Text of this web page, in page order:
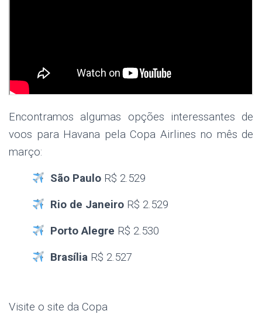
Encontramos algumas opções interessantes de
voos para Havana pela Copa Airlines no mês de
março:
São Paulo R$ 2.529
Rio de Janeiro R$ 2.529
Porto Alegre R$ 2.530
Brasília R$ 2.527
Visite o site da Copa